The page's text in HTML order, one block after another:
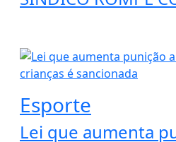
Esporte
Lei que aumenta